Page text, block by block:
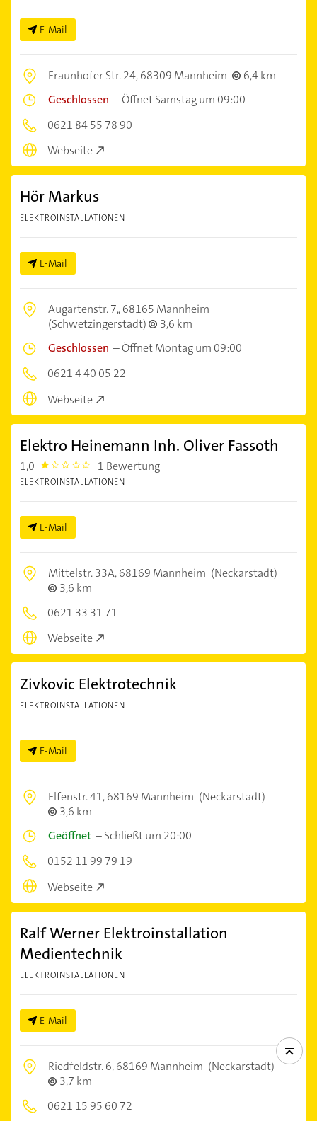
E-Mail
Fraunhofer Str. 24,68309 Mannheim
6,4 km
Geschlossen –Öffnet Samstag um 09:00
0621 84 55 78 90
Webseite
Hör Markus
ELEKTROINSTALLATIONEN
E-Mail
Augartenstr. 7,,68165 Mannheim
(Schwetzingerstadt)
3,6 km
Geschlossen –Öffnet Montag um 09:00
0621 4 40 05 22
Webseite
Elektro Heinemann Inh. Oliver Fassoth
1,0 1.0 1 Bewertung
ELEKTROINSTALLATIONEN
E-Mail
Mittelstr. 33A,68169 Mannheim (Neckarstadt)
3,6 km
0621 33 31 71
Webseite
Zivkovic Elektrotechnik
ELEKTROINSTALLATIONEN
E-Mail
Elfenstr. 41,68169 Mannheim (Neckarstadt)
3,6 km
Geöffnet –Schließt um 20:00
0152 11 99 79 19
Webseite
Ralf Werner Elektroinstallation
Medientechnik
ELEKTROINSTALLATIONEN
E-Mail
Riedfeldstr. 6,68169 Mannheim (Neckarstadt)
3,7 km
0621 15 95 60 72